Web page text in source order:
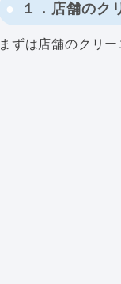
１．店舗のク
まずは店舗のクリ